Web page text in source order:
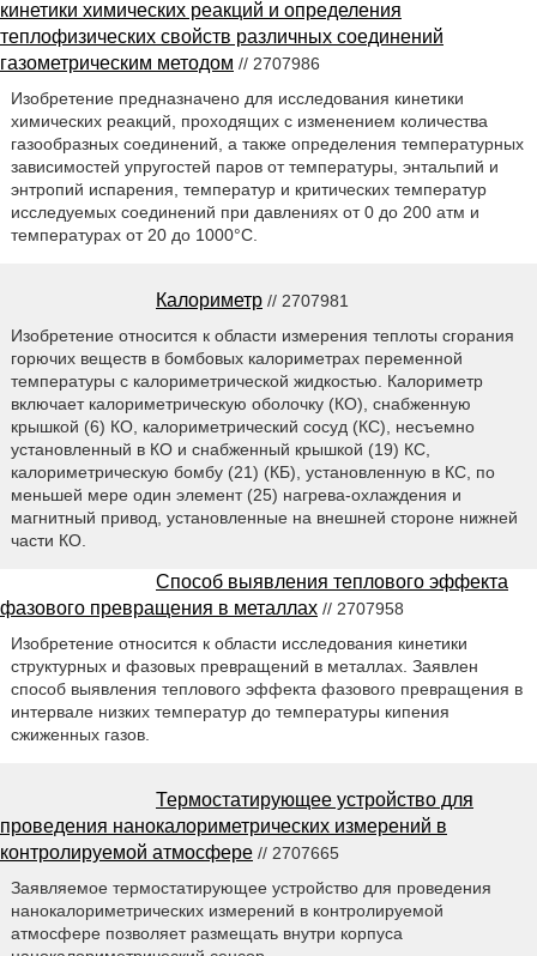
кинетики химических реакций и определения
теплофизических свойств различных соединений
газометрическим методом // 2707986
Изобретение предназначено для исследования кинетики
химических реакций, проходящих с изменением количества
газообразных соединений, а также определения температурных
зависимостей упругостей паров от температуры, энтальпий и
энтропий испарения, температур и критических температур
исследуемых соединений при давлениях от 0 до 200 атм и
температурах от 20 до 1000°С.
Калориметр // 2707981
Изобретение относится к области измерения теплоты сгорания
горючих веществ в бомбовых калориметрах переменной
температуры с калориметрической жидкостью. Калориметр
включает калориметрическую оболочку (КО), снабженную
крышкой (6) КО, калориметрический сосуд (КС), несъемно
установленный в КО и снабженный крышкой (19) КС,
калориметрическую бомбу (21) (КБ), установленную в КС, по
меньшей мере один элемент (25) нагрева-охлаждения и
магнитный привод, установленные на внешней стороне нижней
части КО.
Способ выявления теплового эффекта
фазового превращения в металлах // 2707958
Изобретение относится к области исследования кинетики
структурных и фазовых превращений в металлах. Заявлен
способ выявления теплового эффекта фазового превращения в
интервале низких температур до температуры кипения
сжиженных газов.
Термостатирующее устройство для
проведения нанокалориметрических измерений в
контролируемой атмосфере // 2707665
Заявляемое термостатирующее устройство для проведения
нанокалориметрических измерений в контролируемой
атмосфере позволяет размещать внутри корпуса